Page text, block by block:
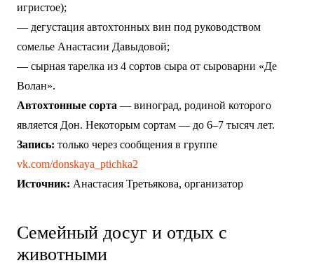
игристое);
— дегустация автохтонных вин под руководством
сомелье Анастасии Давыдовой;
— сырная тарелка из 4 сортов сыра от сыроварни «Де
Волан».
Автохтонные сорта — виноград, родиной которого
является Дон. Некоторым сортам — до 6–7 тысяч лет.
Запись: только через сообщения в группе
vk.com/donskaya_ptichka2
Источник: Анастасия Третьякова, организатор
Семейный досуг и отдых с
животными